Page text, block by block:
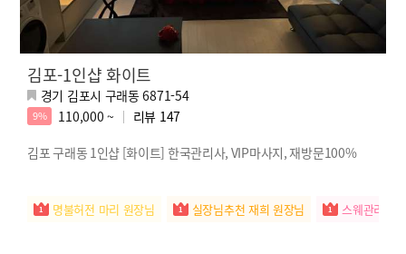
김포-1인샵 화이트
경기 김포시 구래동 6871-54
9% 110,000 ~ 리뷰 147
김포 구래동 1인샵 [화이트] 한국관리사, VIP마사지, 재방문100%
명불허전 마리 원장님 실장님추천 재희 원장님 스웨관리짱